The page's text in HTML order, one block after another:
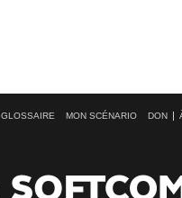
GLOSSAIRE MON SCÉNARIO DON